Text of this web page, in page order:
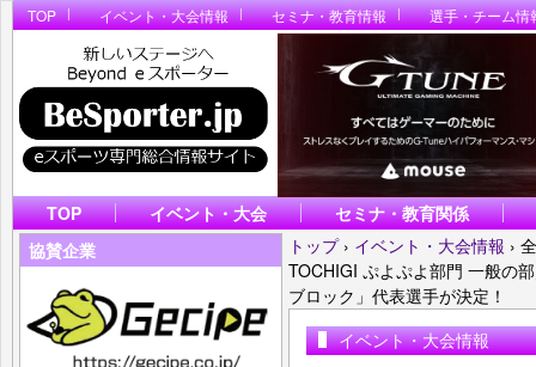
TOP イベント・大会情報 セミナ・教育情報 選手・チーム情
TOP イベント・大会
セミナ・教育関係
協賛企業
トップ › イベント・大会情報 ›
TOCHIGI ぷよぷよ部門 一般の
ブロック」代表選手が決定！
イベント・大会情報